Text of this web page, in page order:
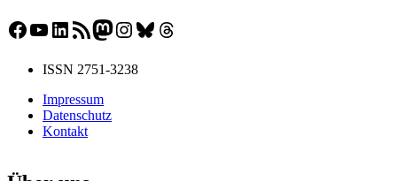
Facebook
YouTube
LinkedIn
RSS-FeedMastodon
Instagram
Bluesky
Threads
ISSN 2751-3238
Impressum
Datenschutz
Kontakt